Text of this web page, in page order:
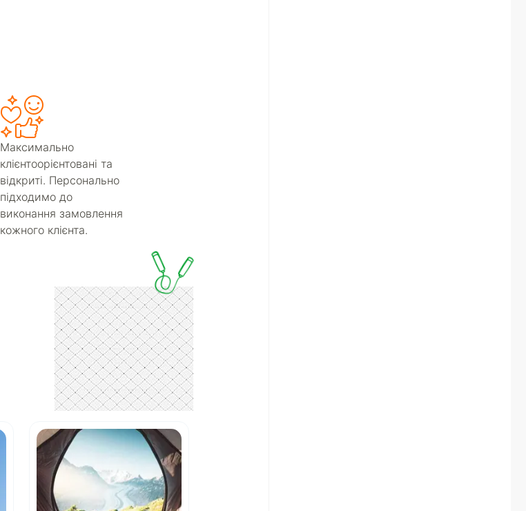
Максимально
клієнтоорієнтовані та
відкриті. Персонально
підходимо до
виконання замовлення
кожного клієнта.